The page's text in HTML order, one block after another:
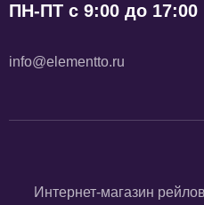
ПН-ПТ с 9:00 до 17:00
info@elementto.ru
Интернет-магазин